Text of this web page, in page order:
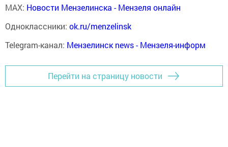
MAX: Новости Мензелинска - Мензеля онлайн
Одноклассники: ok.ru/menzelinsk
Telegram-канал: Мензелинск news - Мензеля-информ
Перейти на страницу новости